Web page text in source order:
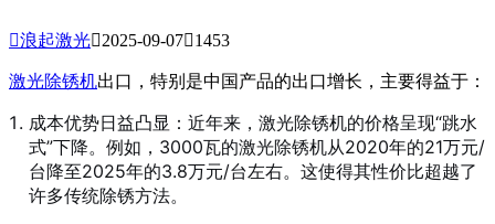
浪起激光2025-09-071453
激光除锈机出口，特别是中国产品的出口增长，主要得益于：
成本优势日益凸显：近年来，激光除锈机的价格呈现“跳水
式”下降。例如，3000瓦的激光除锈机从2020年的21万元/
台降至2025年的3.8万元/台左右。这使得其性价比超越了
许多传统除锈方法。